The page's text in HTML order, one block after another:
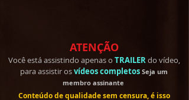
ATENÇÃO
Você está assistindo apenas o TRAILERdo vídeo,
para assistir osvídeos completos Seja um
membroassinante
Conteúdo de qualidade sem censura, é isso